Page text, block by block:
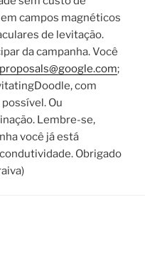
campos magnéticos
de levitação.
da campanha. Você
proposals@google.com;
com
Ou
Lembre-se,
você já está
Obrigado